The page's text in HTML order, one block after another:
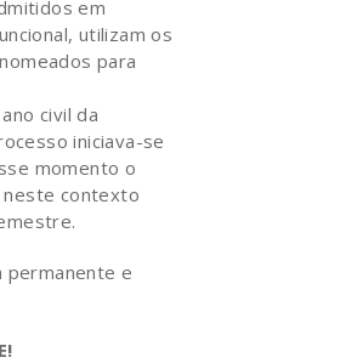
em
utilizam os
para
civil da
iniciava-se
momento o
neste contexto
permanente e